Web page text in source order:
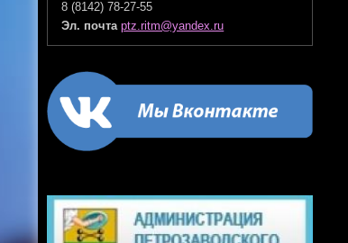
8 (8142) 78-27-55
Эл. почта ptz.ritm@yandex.ru